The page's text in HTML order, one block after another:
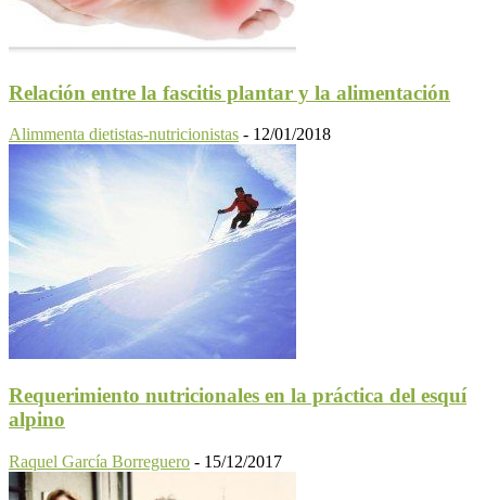
Relación entre la fascitis plantar y la alimentación
Alimmenta dietistas-nutricionistas - 12/01/2018
Requerimiento nutricionales en la práctica del esquí
alpino
Raquel García Borreguero - 15/12/2017